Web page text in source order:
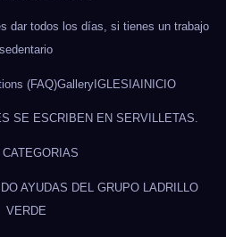
dar todos los días, si tienes un trabajo
sedentario
(FAQ)GalleryIGLESIAINICIO
SE ESCRIBEN EN SERVILLETAS.
CATEGORIAS
AYUDAS DEL GRUPO LADRILLO
VERDE